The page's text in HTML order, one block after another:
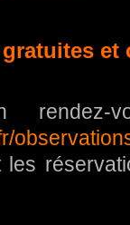
gratuites et
les